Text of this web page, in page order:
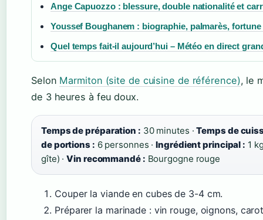
Ange Capuozzo : blessure, double nationalité et
Youssef Boughanem : biographie, palmarès,
Quel temps fait-il aujourd’hui – Météo en direct
Selon Marmiton (site de cuisine de référence), le
de 3 heures à feu doux.
Temps de préparation : 30 minutes ·Temps de
de portions : 6 personnes ·Ingrédient principal : 1
gîte) ·Vin recommandé : Bourgogne rouge
Couper la viande en cubes de 3-4 cm.
Préparer la marinade : vin rouge, oignons,